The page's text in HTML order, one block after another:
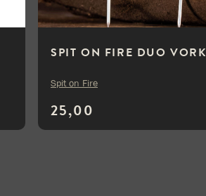
SPIT ON FIRE DUO VORK
25,00
Spit on Fire